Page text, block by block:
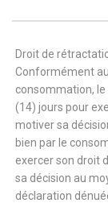
Droit de
Conformément
consommation,
(14) jours pour
motiver sa
bien par le
exercer son droit
sa décision au
déclaration